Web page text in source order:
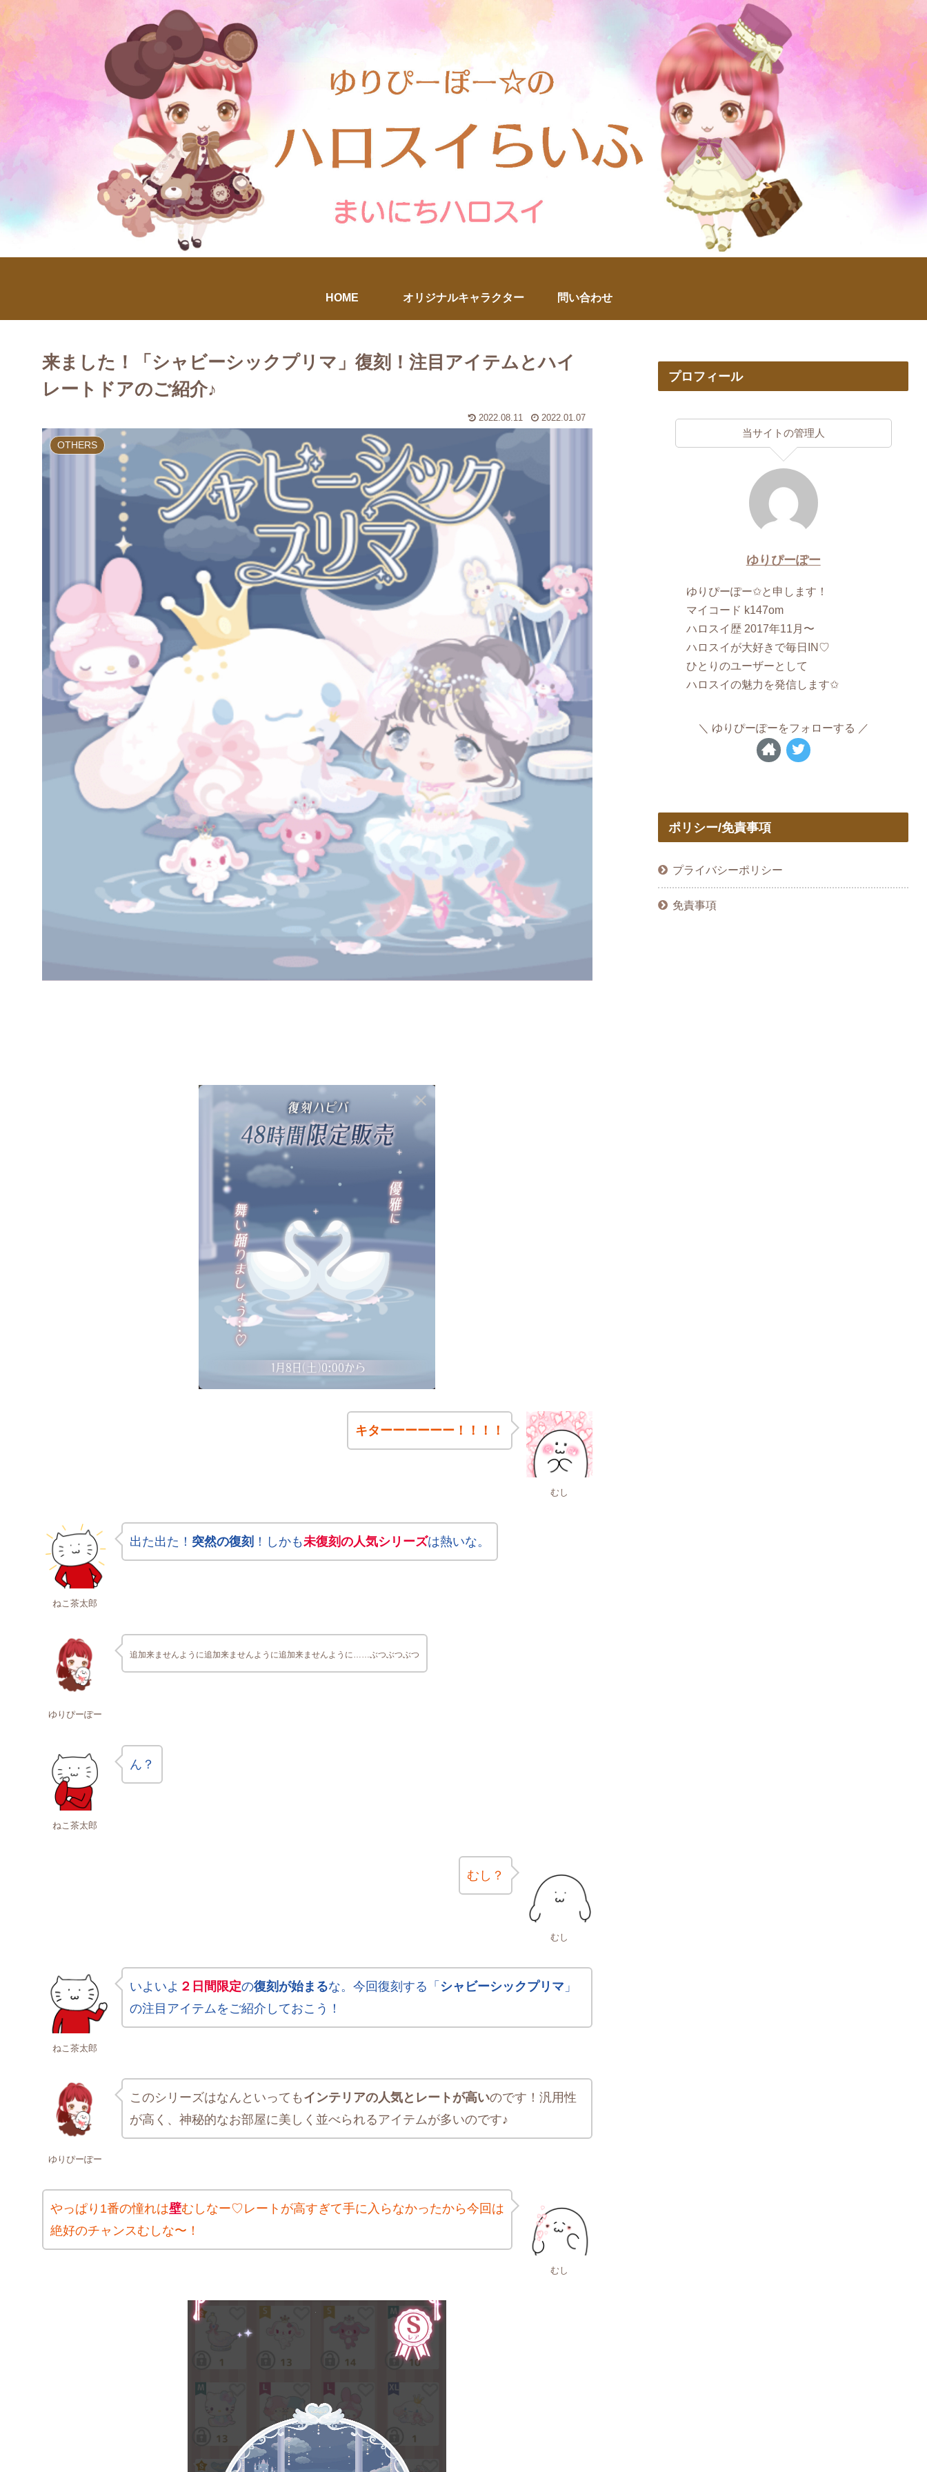
HOME オリジナルキャラクター 問い合わせ
来ました！「シャビーシックプリマ」復刻！注目アイテムとハイ
レートドアのご紹介♪
2022.08.11 2022.01.07
OTHERS
むし
キターーーーーー！！！！
ねこ茶太郎
出た出た！ 突然の復刻 ！しかも未復刻の人気シリーズは熱いな。
ゆりぴーぽー
追加来ませんように追加来ませんように追加来ませんように……ぶつぶつぶつ
ねこ茶太郎
ん？
むし
むし？
ねこ茶太郎
いよいよ ２日間限定の復刻が始まるな。今回復刻する「 シャビーシックプリマ 」
の注目アイテムをご紹介しておこう！
ゆりぴーぽー
このシリーズはなんといっても インテリアの人気とレートが高いのです！汎用性
が高く、神秘的なお部屋に美しく並べられるアイテムが多いのです♪
むし
やっぱり1番の憧れは壁むしなー♡レートが高すぎて手に入らなかったから今回は
絶好のチャンスむしな〜！
プロフィール
当サイトの管理人
ゆりぴーぽー
ゆりぴーぽー✩と申します！
マイコード k147om
ハロスイ歴 2017年11月〜
ハロスイが大好きで毎日IN♡
ひとりのユーザーとして
ハロスイの魅力を発信します✩
ゆりぴーぽーをフォローする
ポリシー/免責事項
プライバシーポリシー
免責事項